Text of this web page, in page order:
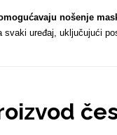
nošenje
uređaj, uključujući